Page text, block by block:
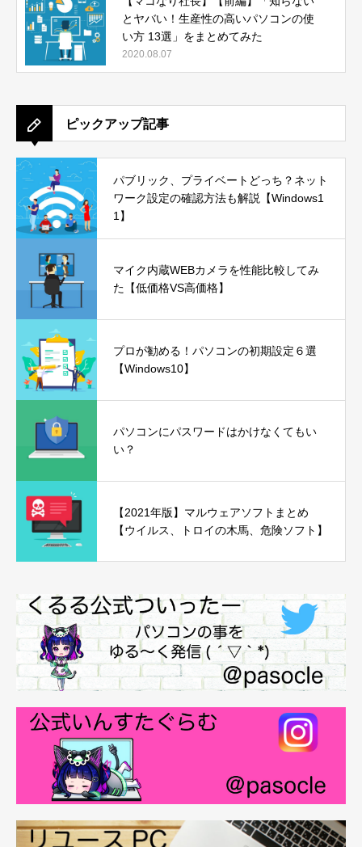
とヤバい！生産性の高いパソコンの使
い方 13選」をまとめてみた
2020.08.07
ピックアップ記事
パブリック、プライベートどっち？ネット
ワーク設定の確認方法も解説【Windows1
1】
マイク内蔵WEBカメラを性能比較してみ
た【低価格VS高価格】
プロが勧める！パソコンの初期設定６選
【Windows10】
パソコンにパスワードはかけなくてもい
い？
【2021年版】マルウェアソフトまとめ
【ウイルス、トロイの木馬、危険ソフト】